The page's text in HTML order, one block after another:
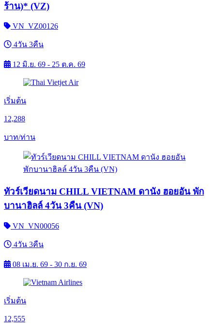
ร้าน)* (VZ)
VN_VZ00126
4วัน 3คืน
12 มิ.ย. 69 - 25 ต.ค. 69
เริ่มต้น
12,288
บาท/ท่าน
ทัวร์เวียดนาม CHILL VIETNAM ดานัง ฮอยอัน พัก
บานาฮิลล์ 4วัน 3คืน (VN)
VN_VN00056
4วัน 3คืน
08 เม.ย. 69 - 30 ก.ย. 69
เริ่มต้น
12,555